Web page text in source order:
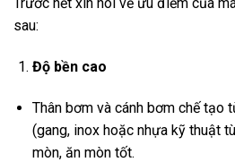
sau:
Độ bền cao
Thân bơm và cánh bơm chế tạo
(gang, inox hoặc nhựa kỹ thuật
mòn, ăn mòn tốt.